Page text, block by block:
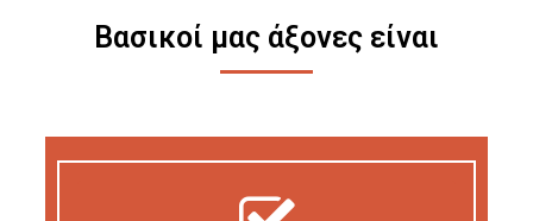
Βασικοί μας άξονες είναι